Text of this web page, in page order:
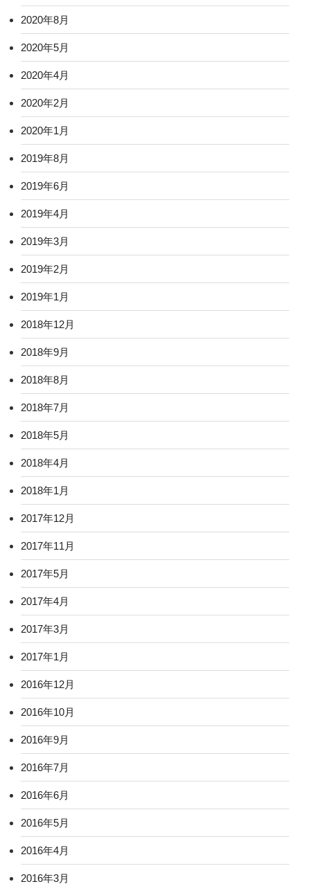
2020年8月
2020年5月
2020年4月
2020年2月
2020年1月
2019年8月
2019年6月
2019年4月
2019年3月
2019年2月
2019年1月
2018年12月
2018年9月
2018年8月
2018年7月
2018年5月
2018年4月
2018年1月
2017年12月
2017年11月
2017年5月
2017年4月
2017年3月
2017年1月
2016年12月
2016年10月
2016年9月
2016年7月
2016年6月
2016年5月
2016年4月
2016年3月